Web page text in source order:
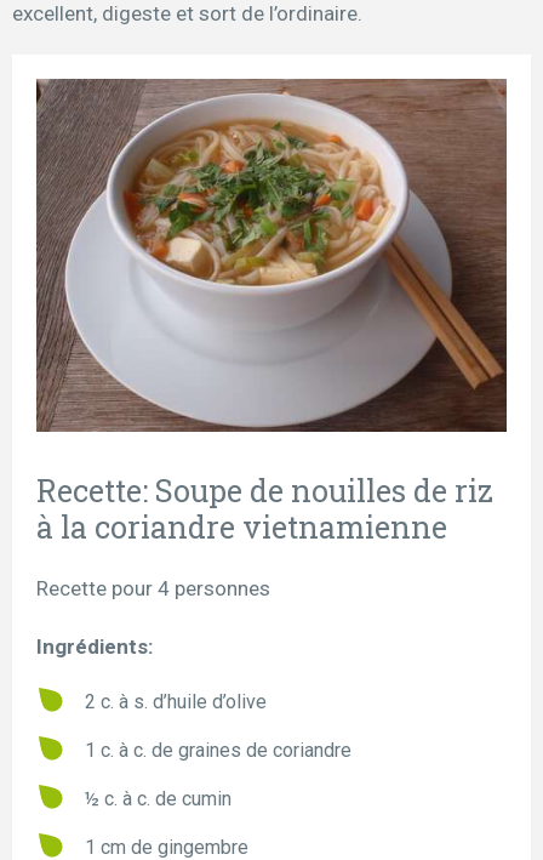
excellent, digeste et sort de l’ordinaire.
Recette: Soupe de nouilles de riz
à la coriandre vietnamienne
Recette pour 4 personnes
Ingrédients:
2 c. à s. d’huile d’olive
1 c. à c. de graines de coriandre
½ c. à c. de cumin
1 cm de gingembre